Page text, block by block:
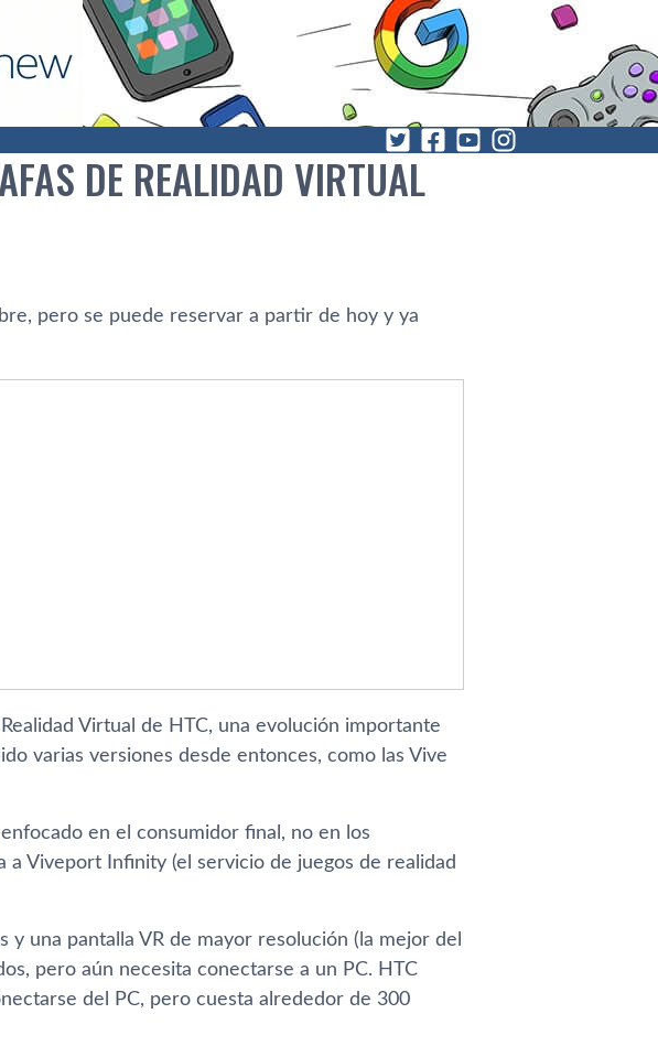
DE REALIDAD VIRTUAL
pero se puede reservar a partir de hoy y ya
Virtual de HTC, una evolución importante
varias versiones desde entonces, como las Vive
en el consumidor final, no en los
Viveport Infinity (el servicio de juegos de realidad
una pantalla VR de mayor resolución (la mejor del
pero aún necesita conectarse a un PC. HTC
del PC, pero cuesta alrededor de 300